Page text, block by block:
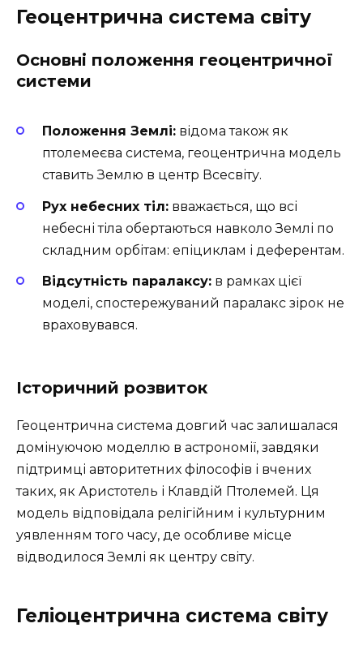
Геоцентрична система світу
Основні положення геоцентричної
системи
Положення Землі: відома також як
птолемеєва система, геоцентрична модель
ставить Землю в центр Всесвіту.
Рух небесних тіл: вважається, що всі
небесні тіла обертаються навколо Землі по
складним орбітам: епіциклам і деферентам.
Відсутність паралаксу: в рамках цієї
моделі, спостережуваний паралакс зірок не
враховувався.
Історичний розвиток
Геоцентрична система довгий час залишалася
домінуючою моделлю в астрономії, завдяки
підтримці авторитетних філософів і вчених
таких, як Аристотель і Клавдій Птолемей. Ця
модель відповідала релігійним і культурним
уявленням того часу, де особливе місце
відводилося Землі як центру світу.
Геліоцентрична система світу